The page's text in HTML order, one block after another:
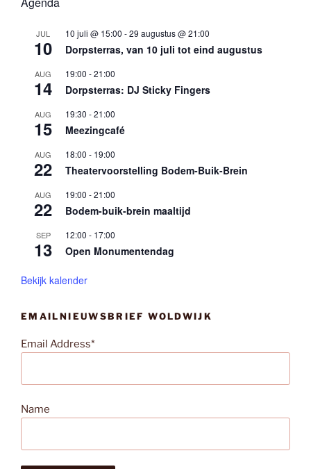
JUL
10
10 juli @ 15:00 -29 augustus @ 21:00
Dorpsterras, van 10 juli tot eind augustus
AUG
14
19:00 -21:00
Dorpsterras: DJ Sticky Fingers
AUG
15
19:30 -21:00
Meezingcafé
AUG
22
18:00 - 19:00
Theatervoorstelling Bodem-Buik-Brein
AUG
22
19:00 -21:00
Bodem-buik-brein maaltijd
SEP
13
12:00 - 17:00
Open Monumentendag
Bekijk kalender
EMAILNIEUWSBRIEF WOLDWIJK
Email Address*
Name